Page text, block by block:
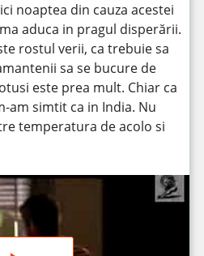
noaptea din cauza acestei
aduca in pragul disperării.
rostul verii, ca trebuie sa
sa se bucure de
este prea mult. Chiar ca
am simtit ca in India. Nu
temperatura de acolo si